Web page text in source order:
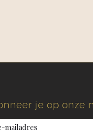
je op onze